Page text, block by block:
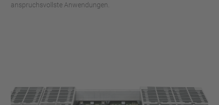
anspruchsvollste Anwendungen.